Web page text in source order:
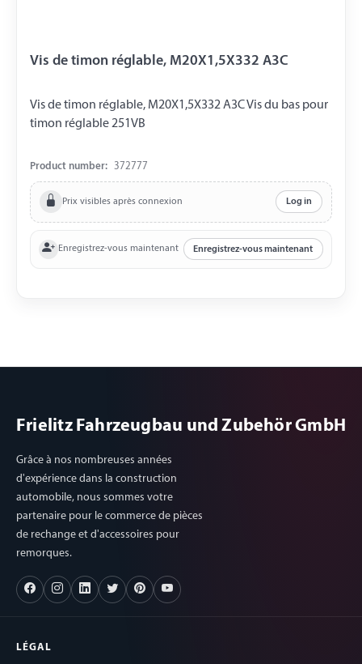
Vis de timon réglable, M20X1,5X332 A3C
Vis de timon réglable, M20X1,5X332 A3C Vis du bas pour
timon réglable 251VB
Product number: 372777
Prix visibles après connexion Log in
Enregistrez-vous maintenant Enregistrez-vous maintenant
Frielitz Fahrzeugbau und Zubehör GmbH
Grâce à nos nombreuses années
d'expérience dans la construction
automobile, nous sommes votre
partenaire pour le commerce de pièces
de rechange et d'accessoires pour
remorques.
LÉGAL